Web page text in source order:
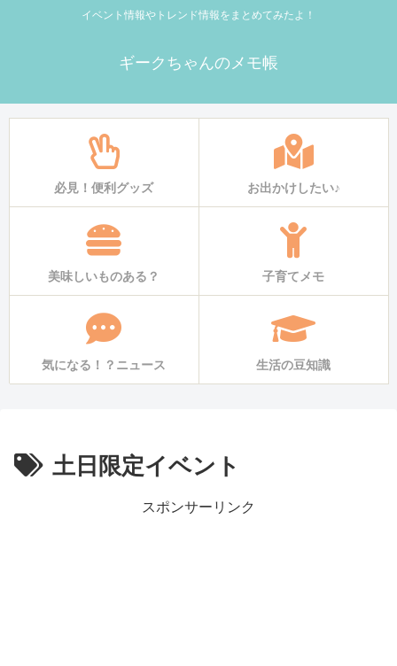
イベント情報やトレンド情報をまとめてみたよ！
ギークちゃんのメモ帳
必見！便利グッズ お出かけしたい♪
美味しいものある？ 子育てメモ
気になる！？ニュース 生活の豆知識
土日限定イベント
スポンサーリンク